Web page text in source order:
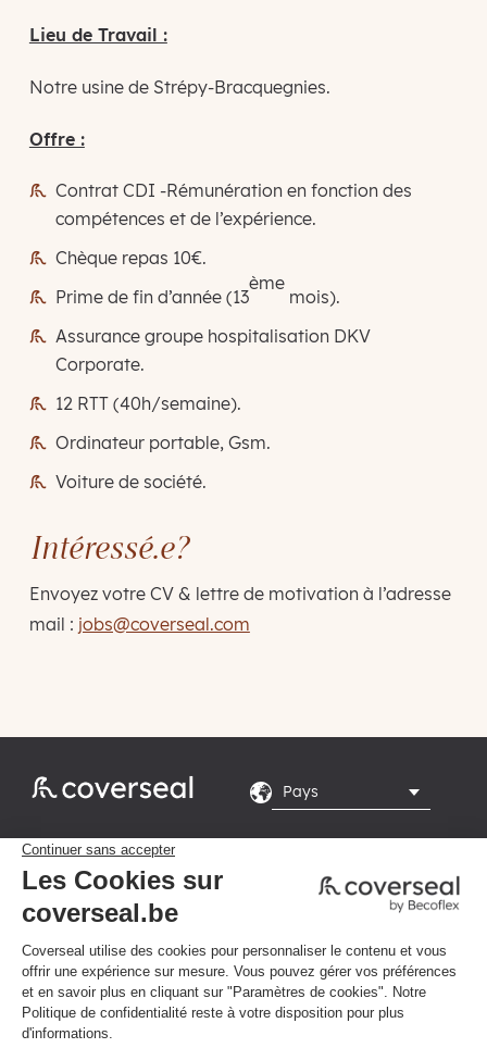
Lieu de Travail :
Notre usine de Strépy-Bracquegnies.
Offre :
Contrat CDI -Rémunération en fonction des
compétences et de l’expérience.
Chèque repas 10€.
Prime de fin d’année (13
ème
mois).
Assurance groupe hospitalisation DKV
Corporate.
12 RTT (40h/semaine).
Ordinateur portable, Gsm.
Voiture de société.
Intéressé.e?
Envoyez votre CV & lettre de motivation à l’adresse
mail : jobs@coverseal.com

Rte du Grand Peuplier
8, 7110 La Louvière
8h-16h
Politique de confidentialité